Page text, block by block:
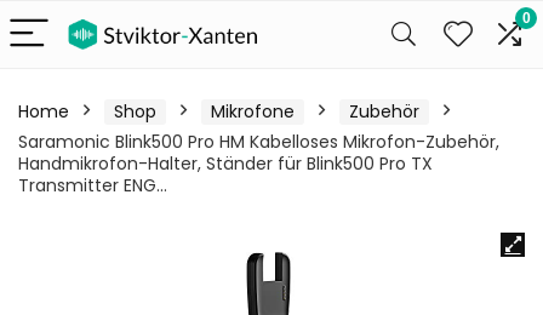
0
Home Shop Mikrofone
Zubehör
Saramonic Blink500 Pro HM Kabelloses Mikrofon-Zubehör,
Handmikrofon-Halter, Ständer für Blink500 Pro TX
Transmitter ENG…